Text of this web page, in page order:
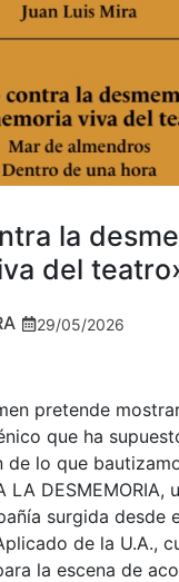
la
del
29/05/2026
pretende
que ha
de lo que
LA DESMEMORIA,
surgida desde
de la U.A.,
la escena de